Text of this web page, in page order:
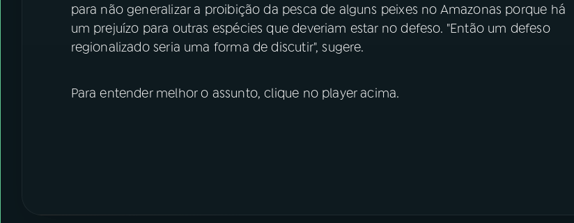
para não generalizar a proibição da pesca de alguns peixes no Amazonas porque há
um prejuízo para outras espécies que deveriam estar no defeso. "Então um defeso
regionalizado seria uma forma de discutir", sugere.
Para entender melhor o assunto, clique no player acima.